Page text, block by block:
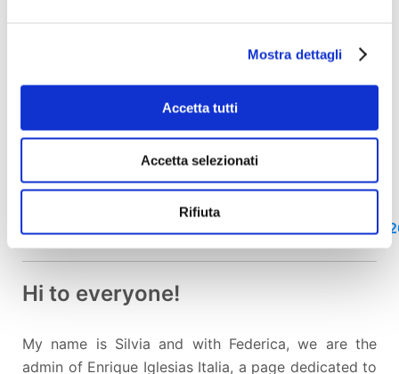
Mostra dettagli
Accetta tutti
Accetta selezionati
Rifiuta
adesso più che mai, per
realizzare tutto questo. Mi raccomando,DONATE E
CONDIVIDETE CON TUTTI I VOSTRI AMICI
Segui anche il nostro gruppo
FB:
https://www.facebook.com/groups/
Hi to everyone!
My name is Silvia and with Federica, we are the
admin of Enrique Iglesias Italia, a page dedicated to